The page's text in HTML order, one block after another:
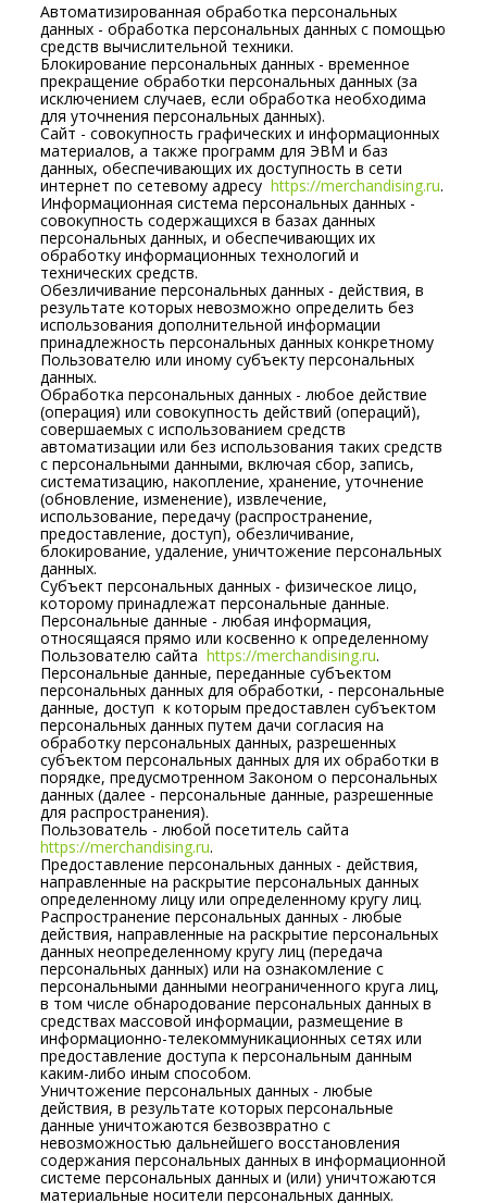
Автоматизированная обработка персональных
данных - обработка персональных данных с помощью
средств вычислительной техники.
Блокирование персональных данных - временное
прекращение обработки персональных данных (за
исключением случаев, если обработка необходима
для уточнения персональных данных).
Сайт - совокупность графических и информационных
материалов, а также программ для ЭВМ и баз
данных, обеспечивающих их доступность в сети
интернет по сетевому адресуhttps://merchandising.ru.
Информационная система персональных данных -
совокупность содержащихся в базах данных
персональных данных, и обеспечивающих их
обработку информационных технологий и
технических средств.
Обезличивание персональных данных - действия, в
результате которых невозможно определить без
использования дополнительной информации
принадлежность персональных данных конкретному
Пользователю или иному субъекту персональных
данных.
Обработка персональных данных - любое действие
(операция) или совокупность действий (операций),
совершаемых с использованием средств
автоматизации или без использования таких средств
с персональными данными, включая сбор, запись,
систематизацию, накопление, хранение, уточнение
(обновление, изменение), извлечение,
использование, передачу (распространение,
предоставление, доступ), обезличивание,
блокирование, удаление, уничтожение персональных
данных.
Субъект персональных данных - физическое лицо,
которому принадлежат персональные данные.
Персональные данные - любая информация,
относящаяся прямо или косвенно к определенному
Пользователю сайтаhttps://merchandising.ru.
Персональные данные, переданные субъектом
персональных данных для обработки, - персональные
данные, доступ к которым предоставлен субъектом
персональных данных путем дачи согласия на
обработку персональных данных, разрешенных
субъектом персональных данных для их обработки в
порядке, предусмотренном Законом о персональных
данных (далее - персональные данные, разрешенные
для распространения).
Пользователь - любой посетитель сайта
https://merchandising.ru.
Предоставление персональных данных - действия,
направленные на раскрытие персональных данных
определенному лицу или определенному кругу лиц.
Распространение персональных данных - любые
действия, направленные на раскрытие персональных
данных неопределенному кругу лиц (передача
персональных данных) или на ознакомление с
персональными данными неограниченного круга лиц,
в том числе обнародование персональных данных в
средствах массовой информации, размещение в
информационно-телекоммуникационных сетях или
предоставление доступа к персональным данным
каким-либо иным способом.
Уничтожение персональных данных - любые
действия, в результате которых персональные
данные уничтожаются безвозвратно с
невозможностью дальнейшего восстановления
содержания персональных данных в информационной
системе персональных данных и (или) уничтожаются
материальные носители персональных данных.